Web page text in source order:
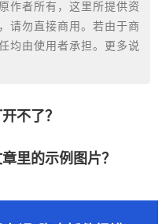
作者所有，这里所提供资
请勿直接商用。若由于商
均由使用者承担。更多说
不了？
里的示例图片？